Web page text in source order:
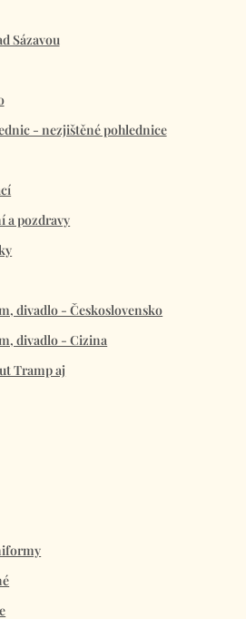
Sázavou
- nezjištěné pohlednice
a pozdravy
divadlo - Československo
divadlo - Cizina
Tramp aj